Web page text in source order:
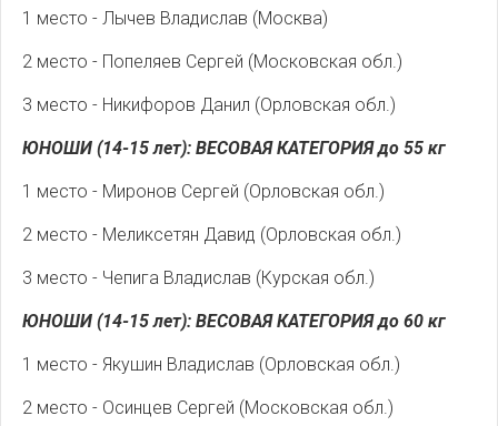
1 место - Лычев Владислав (Москва)
2 место - Попеляев Сергей (Московская обл.)
3 место - Никифоров Данил (Орловская обл.)
ЮНОШИ (14-15 лет): ВЕСОВАЯ КАТЕГОРИЯ до 55 кг
1 место - Миронов Сергей (Орловская обл.)
2 место - Меликсетян Давид (Орловская обл.)
3 место - Чепига Владислав (Курская обл.)
ЮНОШИ (14-15 лет): ВЕСОВАЯ КАТЕГОРИЯ до 60 кг
1 место - Якушин Владислав (Орловская обл.)
2 место - Осинцев Сергей (Московская обл.)